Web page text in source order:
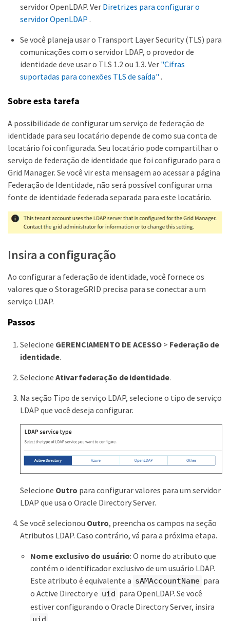
servidor OpenLDAP. Ver Diretrizes para configurar o
servidor OpenLDAP .
Se você planeja usar o Transport Layer Security (TLS) para
comunicações com o servidor LDAP, o provedor de
identidade deve usar o TLS 1.2 ou 1.3. Ver "Cifras
suportadas para conexões TLS de saída" .
Sobre esta tarefa
A possibilidade de configurar um serviço de federação de
identidade para seu locatário depende de como sua conta de
locatário foi configurada. Seu locatário pode compartilhar o
serviço de federação de identidade que foi configurado para o
Grid Manager. Se você vir esta mensagem ao acessar a página
Federação de Identidade, não será possível configurar uma
fonte de identidade federada separada para este locatário.
Insira a configuração
Ao configurar a federação de identidade, você fornece os
valores que o StorageGRID precisa para se conectar a um
serviço LDAP.
Passos
Selecione GERENCIAMENTO DE ACESSO > Federação de
identidade.
Selecione Ativar federação de identidade.
Na seção Tipo de serviço LDAP, selecione o tipo de serviço
LDAP que você deseja configurar.
Selecione Outro para configurar valores para um servidor
LDAP que usa o Oracle Directory Server.
Se você selecionou Outro, preencha os campos na seção
Atributos LDAP. Caso contrário, vá para a próxima etapa.
Nome exclusivo do usuário: O nome do atributo que
contém o identificador exclusivo de um usuário LDAP.
Este atributo é equivalente a sAMAccountName para
o Active Directory e uid para OpenLDAP. Se você
estiver configurando o Oracle Directory Server, insira
.